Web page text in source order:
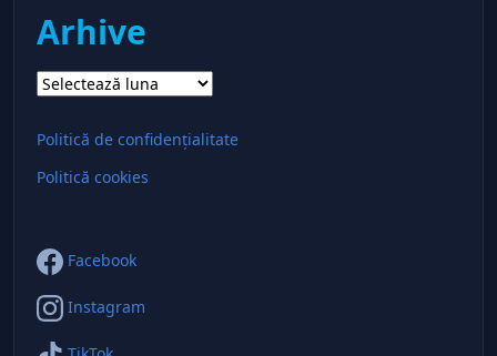
Arhive
Arhive
Politică de confidențialitate
Politică cookies
Facebook
Instagram